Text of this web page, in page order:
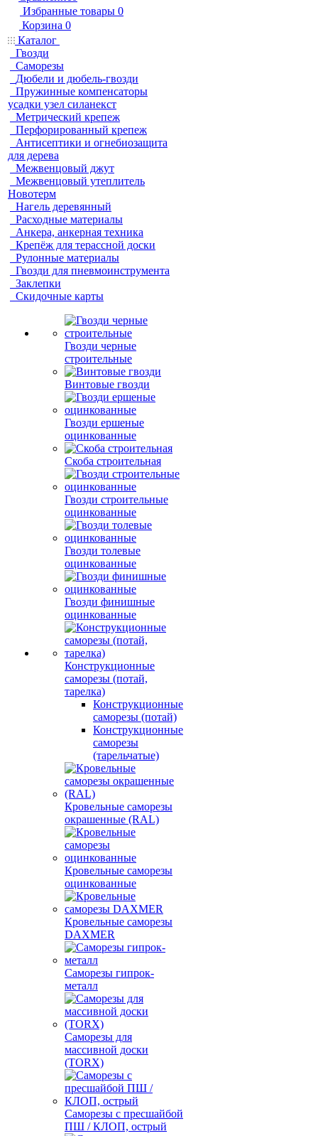
Избранные товары 0
Корзина 0
Каталог
Гвозди
Саморезы
Дюбели и дюбель-гвозди
Пружинные компенсаторы
усадки узел силанекст
Метрический крепеж
Перфорированный крепеж
Антисептики и огнебиозащита
для дерева
Межвенцовый джут
Межвенцовый утеплитель
Новотерм
Нагель деревянный
Расходные материалы
Анкера, анкерная техника
Крепёж для терассной доски
Рулонные материалы
Гвозди для пневмоинструмента
Заклепки
Скидочные карты
Гвозди черные
строительные
Винтовые гвозди
Гвозди ершеные
оцинкованные
Скоба строительная
Гвозди строительные
оцинкованные
Гвозди толевые
оцинкованные
Гвозди финишные
оцинкованные
Конструкционные
саморезы (потай,
тарелка)
Конструкционные
саморезы (потай)
Конструкционные
саморезы
(тарельчатые)
Кровельные саморезы
окрашенные (RAL)
Кровельные саморезы
оцинкованные
Кровельные саморезы
DAXMER
Саморезы гипрок-
металл
Саморезы для
массивной доски
(TORX)
Саморезы с пресшайбой
ПШ / КЛОП, острый